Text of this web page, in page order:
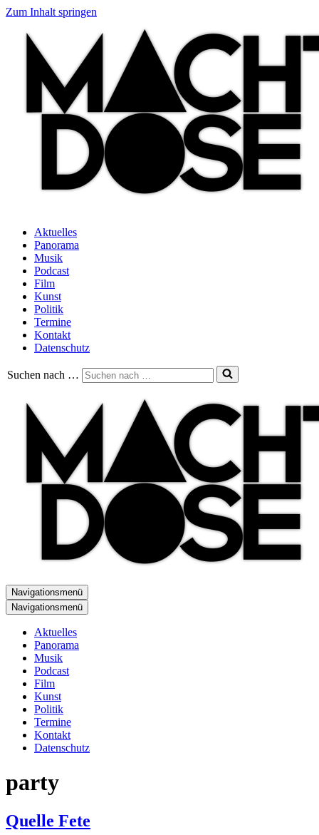
Zum Inhalt springen
Aktuelles
Panorama
Musik
Podcast
Film
Kunst
Politik
Termine
Kontakt
Datenschutz
Suchen nach …
Navigationsmenü
Navigationsmenü
Aktuelles
Panorama
Musik
Podcast
Film
Kunst
Politik
Termine
Kontakt
Datenschutz
party
Quelle Fete